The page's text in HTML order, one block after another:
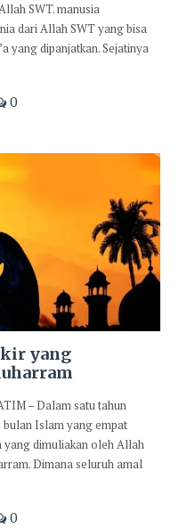
SWT. manusia
dari Allah SWT yang bisa
yang dipanjatkan. Sejatinya
0
yang
– Dalam satu tahun
Islam yang empat
yang dimuliakan oleh Allah
Dimana seluruh amal
0